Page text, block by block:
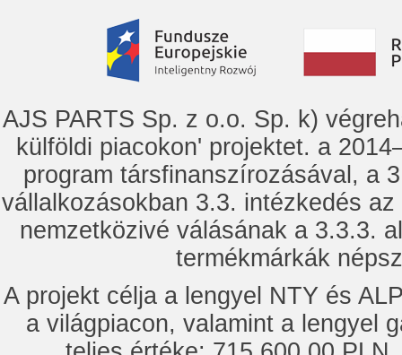
AJS PARTS Sp. z o.o. Sp. k)
külföldi piacokon' projektet. a
program társfinanszírozásával, a
vállalkozásokban 3.3. intézkedés
nemzetközivé válásának a 3.3.3.
termékmárkák
A projekt célja a lengyel NTY és
a világpiacon, valamint a lengyel